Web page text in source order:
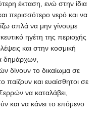
έκταση, ενώ στην ίδια
περισσότερο νερό και να
απλά να μην γίνουμε
ηγέτη της περιοχής
και στην κοσμική
δημάρχων,
δίνουν το δικαίωμα σε
παίζουν και ευαίσθητοι σε
να καταλάβει,
και να κάνει το επόμενο